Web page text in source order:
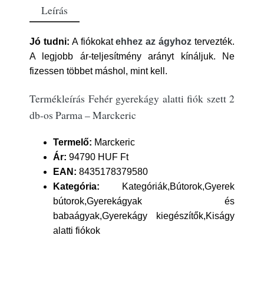
Leírás
Jó tudni: A fiókokatehhez az ágyhoz tervezték.
A legjobb ár-teljesítmény arányt kínáljuk. Ne
fizessen többet máshol, mint kell.
Termékleírás Fehér gyerekágy alatti fiók szett 2
db-os Parma – Marckeric
Termelő: Marckeric
Ár: 94790 HUF Ft
EAN: 8435178379580
Kategória: Kategóriák,Bútorok,Gyerek
bútorok,Gyerekágyak és
babaágyak,Gyerekágy kiegészítők,Kiságy
alatti fiókok